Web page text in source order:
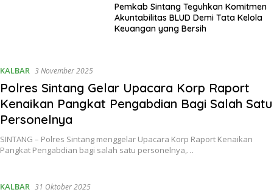
Pemkab Sintang Teguhkan Komitmen
Akuntabilitas BLUD Demi Tata Kelola
Keuangan yang Bersih
KALBAR 3 November 2025
Polres Sintang Gelar Upacara Korp Raport
Kenaikan Pangkat Pengabdian Bagi Salah Satu
Personelnya
SINTANG – Polres Sintang menggelar Upacara Korp Raport Kenaikan
Pangkat Pengabdian bagi salah satu personelnya,…
KALBAR 31 Oktober 2025